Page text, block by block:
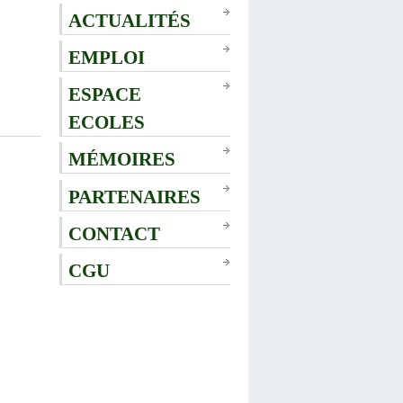
ACTUALITÉS
EMPLOI
ESPACE
ECOLES
MÉMOIRES
PARTENAIRES
CONTACT
CGU